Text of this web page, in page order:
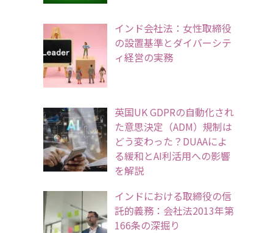
インド会社法：女性取締役
の設置基準とダイバーシテ
ィ経営の実務
英国UK GDPRの自動化され
た意思決定（ADM）規制は
どう変わった？DUAAによ
る緩和とAI利活用への影響
を解説
インドにおける取締役の信
託的義務：会社法2013年第
166条の深掘り